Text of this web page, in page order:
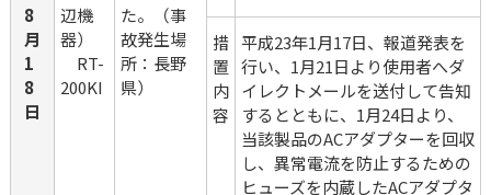
8
月
1
8
日
辺機
器）
RT-
200KI
た。（事
故発生場
所：長野
県）
措
置
内
容
平成23年1月17日、報道発表を
行い、1月21日より使用者へダ
イレクトメールを送付して告知
するとともに、1月24日より、
当該製品のACアダプターを回収
し、異常電流を防止するための
ヒューズを内蔵したACアダプタ